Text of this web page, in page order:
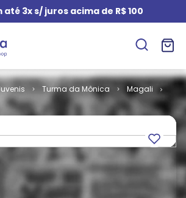
até 3x s/ juros acima de R$ 100
Turma da Mônica
Magali